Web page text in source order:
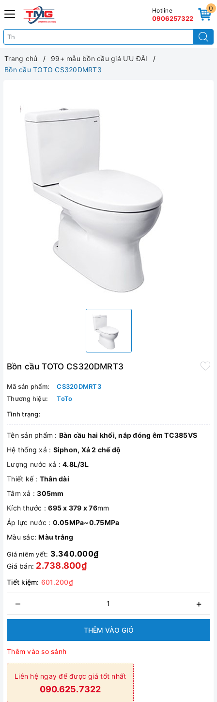
0
Hotline
0906257322
Trang chủ
99+ mẫu bồn cầu giá ƯU ĐÃI
Bồn cầu TOTO CS320DMRT3
Bồn cầu TOTO CS320DMRT3
Mã sản phẩm:
CS320DMRT3
Thương hiệu:
ToTo
Tình trạng:
Tên sản phẩm : Bàn cầu hai khối, nắp đóng êmTC385VS
Hệ thống xả : Siphon, Xả 2 chế độ
Lượng nước xả : 4.8L/3L
Thiết kế : Thân dài
Tâm xả :305mm
Kích thước :695 x 379 x 76mm
Áp lực nước : 0.05MPa~0.75MPa
Màu sắc:Màu trắng
Giá niêm yết: 3.340.000₫
Giá bán: 2.738.800₫
Tiết kiệm: 601.200₫
– +
THÊM VÀO GIỎ
Thêm vào so sánh
Liên hệ ngay để được giá tốt nhất
090.625.7322